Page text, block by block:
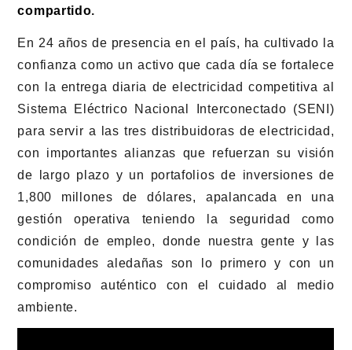
compartido.
En 24 años de presencia en el país, ha cultivado la
confianza como un activo que cada día se fortalece
con la entrega diaria de electricidad competitiva al
Sistema Eléctrico Nacional Interconectado (SENI)
para servir a las tres distribuidoras de electricidad,
con importantes alianzas que refuerzan su visión
de largo plazo y un portafolios de inversiones de
1,800 millones de dólares, apalancada en una
gestión operativa teniendo la seguridad como
condición de empleo, donde nuestra gente y las
comunidades aledañas son lo primero y con un
compromiso auténtico con el cuidado al medio
ambiente.